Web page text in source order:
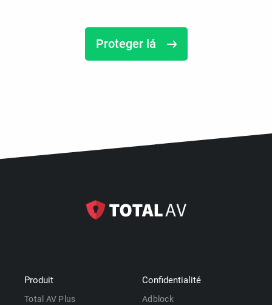
Proteger lá
Produit
Total AV Plus
Confidentialité
Adblock